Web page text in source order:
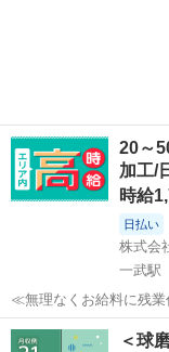
20～
加工/
時給
日払い
株式会
一武駅
≪無理なくお給料に残
く稼げます♪ ≪機能的な
み解消♪ ≪未経験の方
熊本 球磨郡 一
＜球